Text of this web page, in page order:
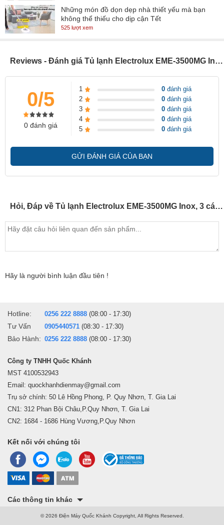
Những món đồ dọn dẹp nhà thiết yếu mà bạn
không thể thiếu cho dịp cận Tết
525 lượt xem
Reviews - Đánh giá Tủ lạnh Electrolux EME-3500MG Inox, 3 cánh
0/5
0 đánh giá
1 0 đánh giá
2
0 đánh giá
3
0 đánh giá
4
0 đánh giá
5
0 đánh giá
GỬI ĐÁNH GIÁ CỦA BẠN
Hỏi, Đáp về Tủ lạnh Electrolux EME-3500MG Inox, 3 cánh
Hãy là người bình luận đầu tiên !
Hotline: 0256 222 8888 (08:00 - 17:30)
Tư Vấn 0905440571 (08:30 - 17:30)
Bảo Hành: 0256 222 8888 (08:00 - 17:30)
Công ty TNHH Quốc Khánh
MST 4100532943
Email: quockhanhdienmay@gmail.com
Trụ sở chính: 50 Lê Hồng Phong, P. Quy Nhơn, T. Gia Lai
CN1: 312 Phan Bội Châu,P.Quy Nhơn, T. Gia Lai
CN2: 1684 - 1686 Hùng Vương,P.Quy Nhơn
Kết nối với chúng tôi
Các thông tin khác
© 2026 Điện Máy Quốc Khánh Copyright, All Rights Reserved.